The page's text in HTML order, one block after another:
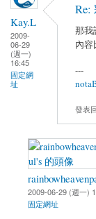
Kay.L
2009-
06-29
(週一)
16:45
固定網
址
Re:
那我
內
---
發表
2009-06-29 (週一)
固定網址